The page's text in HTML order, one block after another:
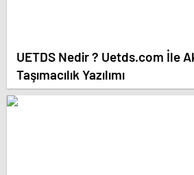
UETDS Nedir ? Uetds.com İle
Taşımacılık Yazılımı